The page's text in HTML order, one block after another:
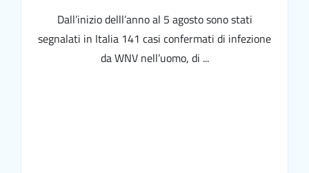
Dall’inizio delll’anno al 5 agosto sono stati
segnalati in Italia 141 casi confermati di infezione
da WNV nell’uomo, di ...